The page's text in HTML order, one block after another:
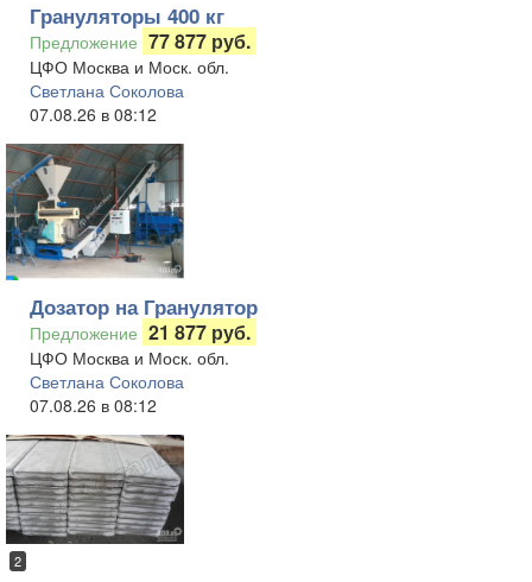
Грануляторы 400 кг
Предложение 77 877 руб.
ЦФО Москва и Моск. обл.
Светлана Соколова
07.08.26 в 08:12
Дозатор на Гранулятор
Предложение 21 877 руб.
ЦФО Москва и Моск. обл.
Светлана Соколова
07.08.26 в 08:12
2